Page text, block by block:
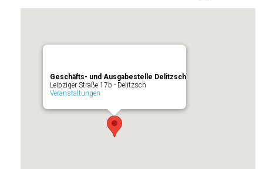
Geschäfts- und Ausgabestelle Delitzsch
Leipziger Straße 17b - Delitzsch
Veranstaltungen